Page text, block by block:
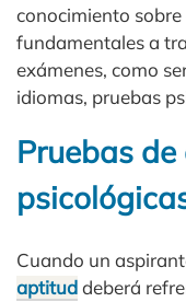
conocimiento
fundamentales a
exámenes, como
idiomas, pruebas
Pruebas
Cuando un
aptituddeberá